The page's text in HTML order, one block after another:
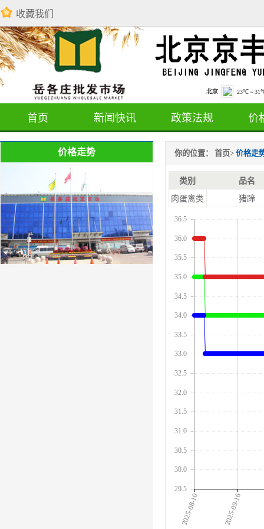
收藏我们
首页 新闻快讯 政策法规 价
价格走势 你的位置： 首页> 价格走
类别
品名
肉蛋禽类
猪蹄
2025-08-10 2025-09-16
29.5
30.0
30.5
31.0
31.5
32.0
32.5
33.0
33.5
34.0
34.5
35.0
35.5
36.0
36.5